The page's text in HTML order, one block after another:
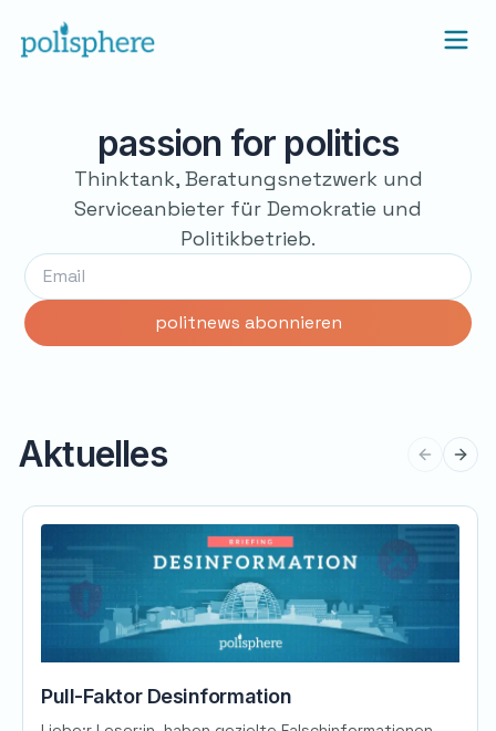
passion for politics
Thinktank, Beratungsnetzwerk und
Serviceanbieter für Demokratie und
Politikbetrieb.
Aktuelles Previous
Pull-Faktor Desinformation